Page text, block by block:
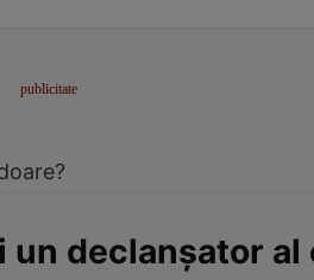
un declanșator